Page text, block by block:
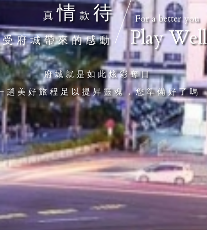
真 情 款 待
受府城帶來的感動
For a better you
Play Well
府城就是如此炫彩奪目
趟美好旅程足以提昇靈魂，您準備好了嗎